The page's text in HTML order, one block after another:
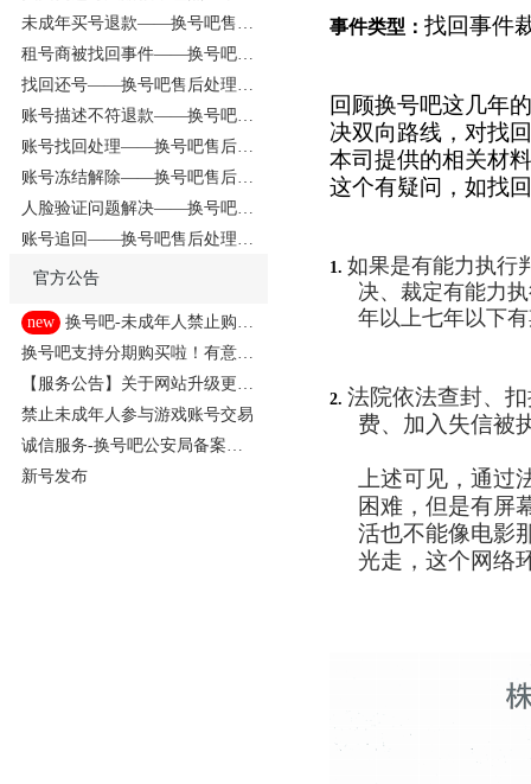
悔不当初
未成年买号退款——换号吧售后
处理事件220526
租号商被找回事件——换号吧售
后处理事件220423
找回还号——换号吧售后处理事
件220415
账号描述不符退款——换号吧售
后处理事件220409
账号找回处理——换号吧售后处
理事件220401
账号冻结解除——换号吧售后处
理事件220213
人脸验证问题解决——换号吧售
后处理事件220204
账号追回——换号吧售后处理事
官方公告
new
游戏账号
换号吧支持分期购买啦！有意者
点击此处！
【服务公告】关于网站升级更新
的公告
禁止未成年人参与游戏账号交易
诚信服务-换号吧公安局备案完
成
新号发布
事件类型： 找回事件
回顾换号吧这几年
决双向路线，对找
本司提供的相关材
这个有疑问，如找
1. 如果是有能力执行
决、裁定有能力
年以上七年以下
2. 法院依法查封、
费、加入失信被
上述可见，通
困难，但是有屏
活也不能像电影
光走，这个网络